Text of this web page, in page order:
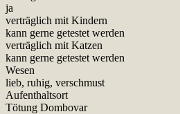
ja
verträglich mit Kindern
kann gerne getestet werden
verträglich mit Katzen
kann gerne getestet werden
Wesen
lieb, ruhig, verschmust
Aufenthaltsort
Tötung Dombovar